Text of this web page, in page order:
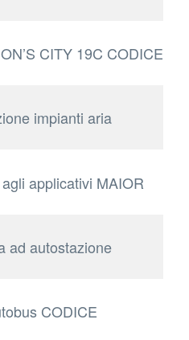
CITY 19C CODICE
impianti aria
applicativi MAIOR
ad autostazione
CODICE